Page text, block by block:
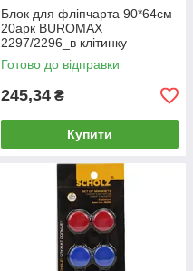
Блок для фліпчарта 90*64см
20арк BUROMAX
2297/2296_в клітинку
Готово до відправки
245,34 ₴
Купити